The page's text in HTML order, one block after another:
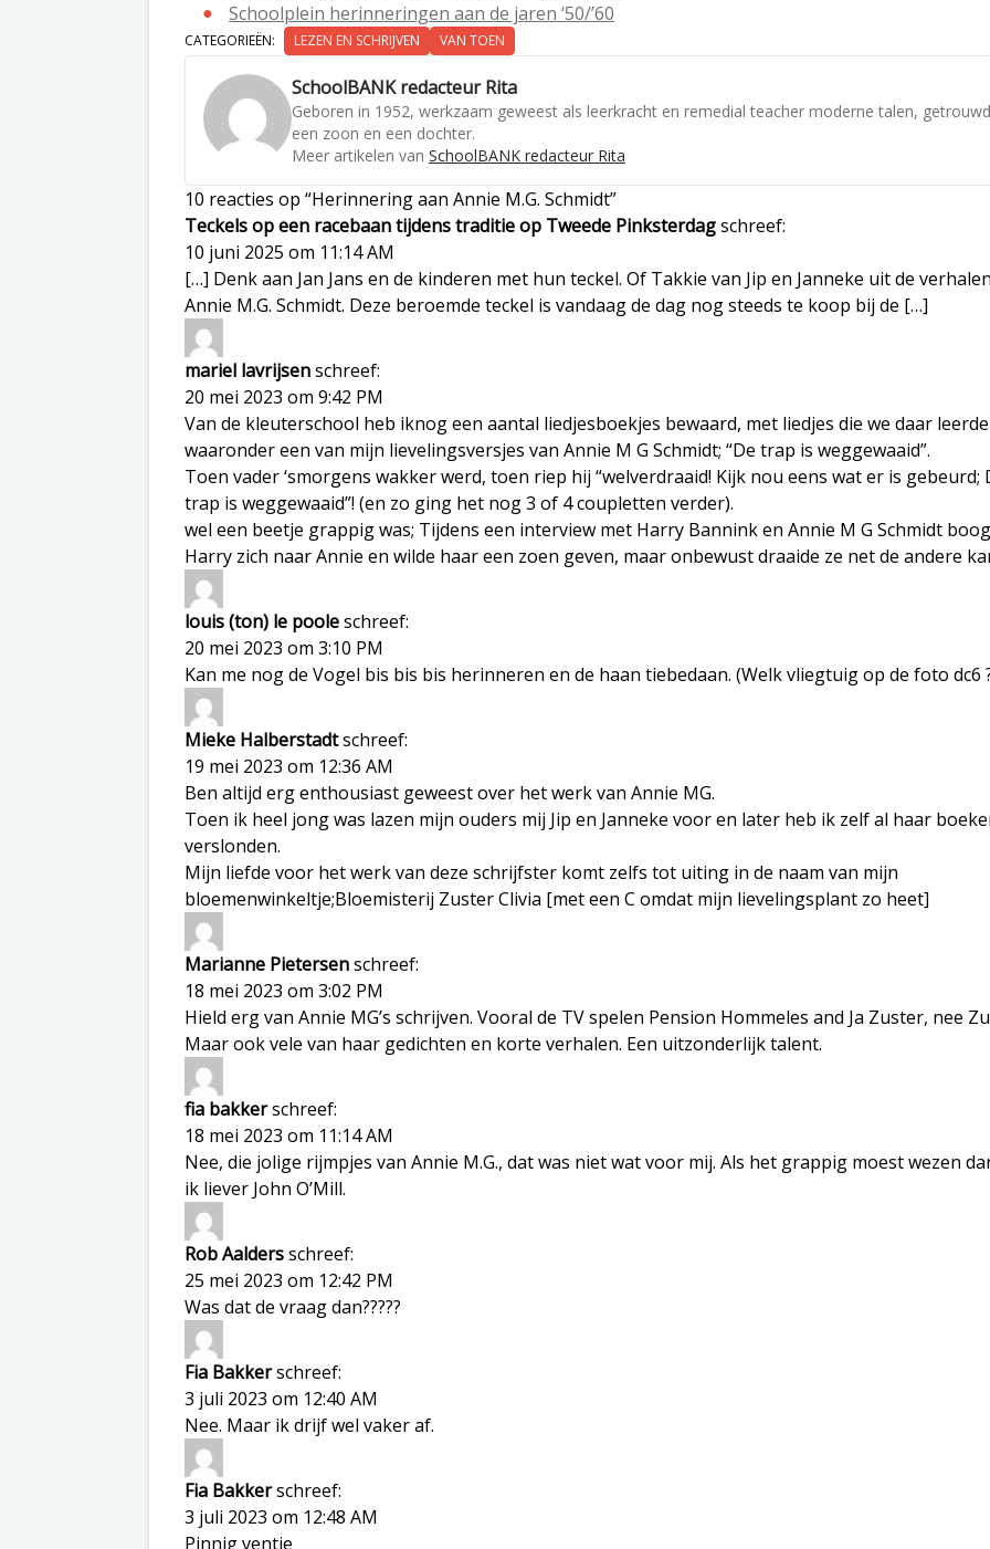
Schoolplein herinneringen aan de jaren ‘50/’60
CATEGORIEËN: LEZEN EN SCHRIJVEN VAN TOEN
SchoolBANK redacteur Rita
Geboren in 1952, werkzaam geweest als leerkracht en remedial teacher moderne talen,
een zoon en een dochter.
Meer artikelen van SchoolBANK redacteur Rita
10 reacties op “Herinnering aan Annie M.G. Schmidt”
Teckels op een racebaan tijdens traditie op Tweede Pinksterdagschreef:
10 juni 2025 om 11:14 AM
[…] Denk aan Jan Jans en de kinderen met hun teckel. Of Takkie van Jip en Janneke uit de
Annie M.G. Schmidt. Deze beroemde teckel is vandaag de dag nog steeds te koop bij de […]
mariel lavrijsenschreef:
20 mei 2023 om 9:42 PM
Van de kleuterschool heb iknog een aantal liedjesboekjes bewaard, met liedjes die we daar
waaronder een van mijn lievelingsversjes van Annie M G Schmidt; “De trap is weggewaaid”.
Toen vader ‘smorgens wakker werd, toen riep hij “welverdraaid! Kijk nou eens wat er is gebeurd;
trap is weggewaaid”! (en zo ging het nog 3 of 4 coupletten verder).
wel een beetje grappig was; Tijdens een interview met Harry Bannink en Annie M G Schmidt boog
Harry zich naar Annie en wilde haar een zoen geven, maar onbewust draaide ze net de andere
louis (ton) le pooleschreef:
20 mei 2023 om 3:10 PM
Kan me nog de Vogel bis bis bis herinneren en de haan tiebedaan. (Welk vliegtuig op de foto dc6
Mieke Halberstadtschreef:
19 mei 2023 om 12:36 AM
Ben altijd erg enthousiast geweest over het werk van Annie MG.
Toen ik heel jong was lazen mijn ouders mij Jip en Janneke voor en later heb ik zelf al haar
verslonden.
Mijn liefde voor het werk van deze schrijfster komt zelfs tot uiting in de naam van mijn
bloemenwinkeltje;Bloemisterij Zuster Clivia [met een C omdat mijn lievelingsplant zo heet]
Marianne Pietersenschreef:
18 mei 2023 om 3:02 PM
Hield erg van Annie MG’s schrijven. Vooral de TV spelen Pension Hommeles and Ja Zuster, nee
Maar ook vele van haar gedichten en korte verhalen. Een uitzonderlijk talent.
fia bakkerschreef:
18 mei 2023 om 11:14 AM
Nee, die jolige rijmpjes van Annie M.G., dat was niet wat voor mij. Als het grappig moest wezen
ik liever John O’Mill.
Rob Aaldersschreef:
25 mei 2023 om 12:42 PM
Was dat de vraag dan?????
Fia Bakkerschreef:
3 juli 2023 om 12:40 AM
Nee. Maar ik drijf wel vaker af.
Fia Bakkerschreef:
3 juli 2023 om 12:48 AM
Pinnig ventje